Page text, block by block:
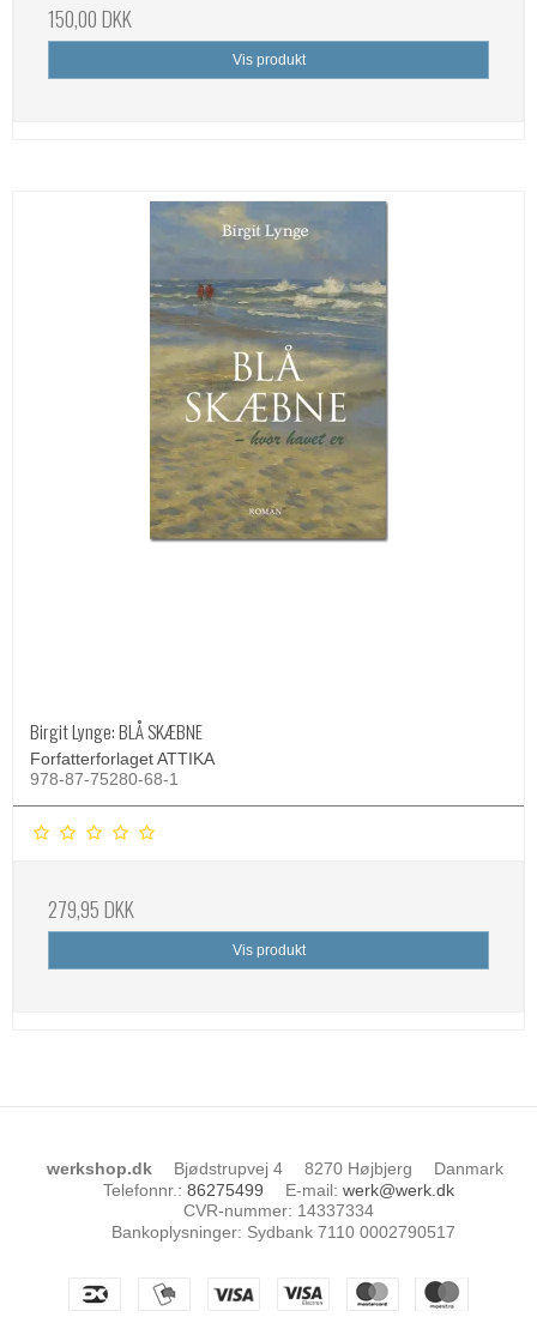
150,00 DKK
Vis produkt
Birgit Lynge: BLÅ SKÆBNE
Forfatterforlaget ATTIKA
978-87-75280-68-1
279,95 DKK
Vis produkt
werkshop.dk Bjødstrupvej 4 8270 Højbjerg
Danmark
Telefonnr. : 86275499 E-mail: werk@werk.dk
CVR-nummer: 14337334
Bankoplysninger: Sydbank 7110 0002790517